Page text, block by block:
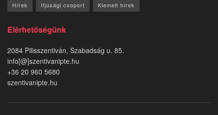
Hírek Ifjúsági csoport Kiemelt hírek
Elérhetőségünk
2084 Pilisszentiván, Szabadság u. 85.
info[@]szentivanipte.hu
+36 20 960 5680
szentivanipte.hu